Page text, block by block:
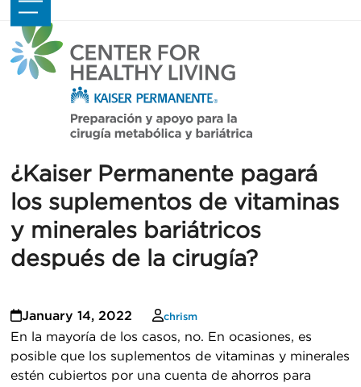
Skip
to
content
Open
mobile
menu
Close
mobile
menu
¿Kaiser Permanente pagará
los suplementos de vitaminas
y minerales bariátricos
después de la cirugía?
January 14, 2022 chrism
En la mayoría de los casos, no. En ocasiones, es
posible que los suplementos de vitaminas y minerales
estén cubiertos por una cuenta de ahorros para